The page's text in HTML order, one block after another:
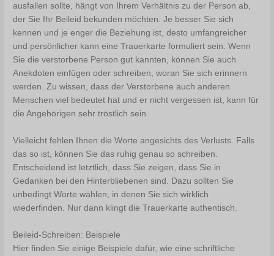
ausfallen sollte, hängt von Ihrem Verhältnis zu der Person ab,
der Sie Ihr Beileid bekunden möchten. Je besser Sie sich
kennen und je enger die Beziehung ist, desto umfangreicher
und persönlicher kann eine Trauerkarte formuliert sein. Wenn
Sie die verstorbene Person gut kannten, können Sie auch
Anekdoten einfügen oder schreiben, woran Sie sich erinnern
werden. Zu wissen, dass der Verstorbene auch anderen
Menschen viel bedeutet hat und er nicht vergessen ist, kann für
die Angehörigen sehr tröstlich sein.
Vielleicht fehlen Ihnen die Worte angesichts des Verlusts. Falls
das so ist, können Sie das ruhig genau so schreiben.
Entscheidend ist letztlich, dass Sie zeigen, dass Sie in
Gedanken bei den Hinterbliebenen sind. Dazu sollten Sie
unbedingt Worte wählen, in denen Sie sich wirklich
wiederfinden. Nur dann klingt die Trauerkarte authentisch.
Beileid-Schreiben: Beispiele
Hier finden Sie einige Beispiele dafür, wie eine schriftliche